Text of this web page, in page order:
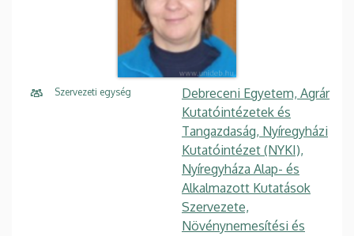
Szervezeti egység
Debreceni Egyetem, Agrár
Kutatóintézetek és
Tangazdaság, Nyíregyházi
Kutatóintézet (NYKI),
Nyíregyháza Alap- és
Alkalmazott Kutatások
Szervezete,
Növénynemesítési és